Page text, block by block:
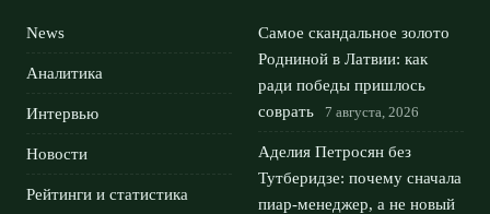
News
Аналитика
Интервью
Новости
Рейтинги и статистика
Самое скандальное золото
Родниной в Латвии: как
ради победы пришлось
соврать
7 августа, 2026
Аделия Петросян без
Тутберидзе: почему сначала
пиар-менеджер, а не новый